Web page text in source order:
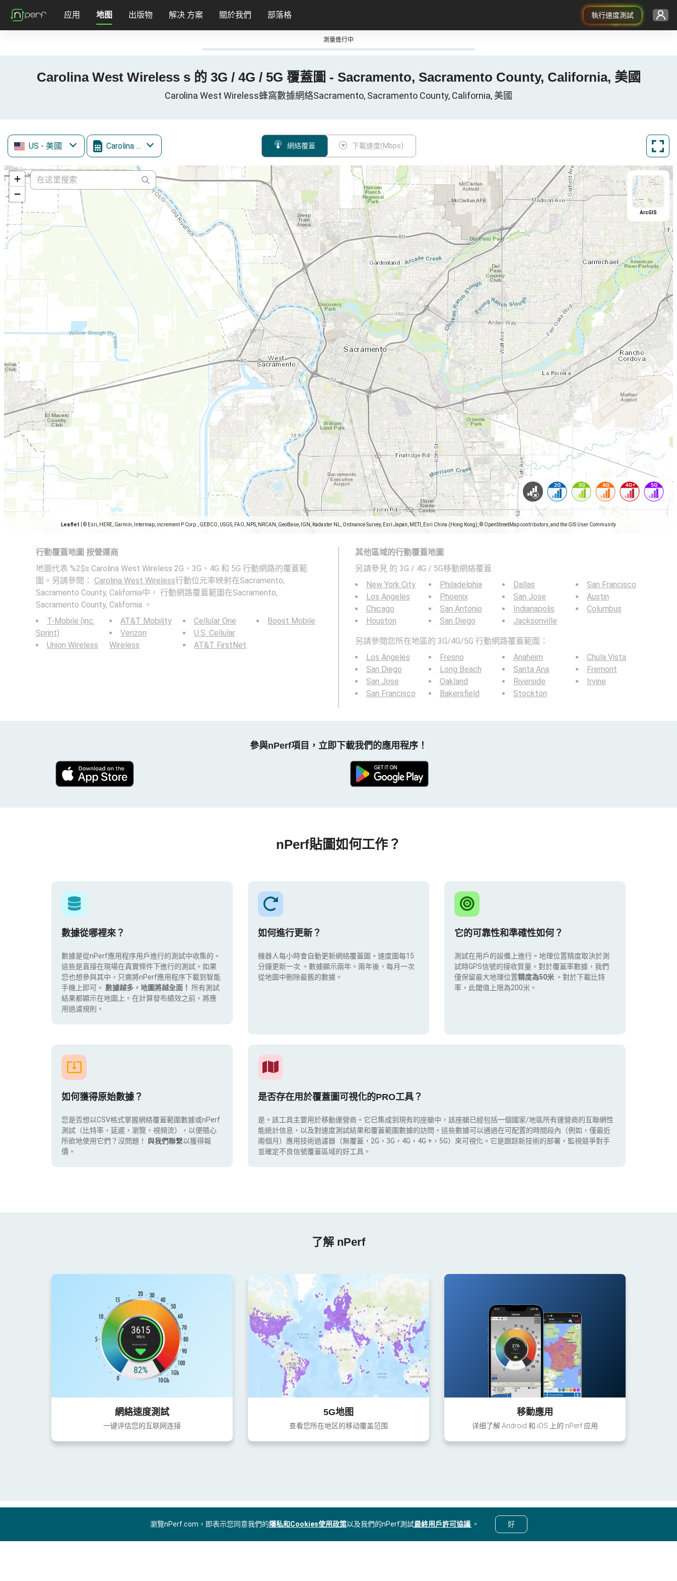
執行速度測試
应用 地图 出版物 解决 方案 關於我們 部落格
測量進行中
Carolina West Wireless s 的 3G / 4G / 5G 覆蓋圖 - Sacramento, Sacramento County, California, 美國
Carolina West Wireless蜂窩數據網絡Sacramento, Sacramento County, California, 美國
US - 美國 Carolina West Wireless 網絡覆蓋 下載速度(Mbps)
+
−
Leaflet © Esri, HERE, Garmin, Intermap, increment P Corp., GEBCO, USGS, FAO, NPS, NRCAN, GeoBase, IGN, Kadaster NL, Ordnance Survey, Esri Japan, METI, Esri China (Hong Kong), © OpenStreetMap contributors, and the GIS User Community
ArcGIS
行動覆蓋地圖 按營運商
地圖代表 %2$s Carolina West Wireless 2G、3G、4G 和 5G 行動網路的覆蓋範
圍。另請參閱： Carolina West Wireless行動位元率映射在Sacramento,
Sacramento County, California中， 行動網路覆蓋範圍在Sacramento,
Sacramento County, California 。
T-Mobile (inc.
Sprint)
Union Wireless
AT&T Mobility
Verizon
Wireless
Cellular One
U.S. Cellular
AT&T FirstNet
Boost Mobile
其他區域的行動覆蓋地圖
另請參見 的 3G / 4G / 5G移動網絡覆蓋 :
New York City
Los Angeles
Chicago
Houston
Philadelphia
Phoenix
San Antonio
San Diego
Dallas
San Jose
Indianapolis
Jacksonville
San Francisco
Austin
Columbus
另請參閱您所在地區的 3G/4G/5G 行動網路覆蓋範圍：
Los Angeles
San Diego
San Jose
San Francisco
Fresno
Long Beach
Oakland
Bakersfield
Anaheim
Santa Ana
Riverside
Stockton
Chula Vista
Fremont
Irvine
參與nPerf項目，立即下載我們的應用程序！
nPerf貼圖如何工作？
數據從哪裡來？
數據是從nPerf應用程序用戶進行的測試中收集的。
這些是直接在現場在真實條件下進行的測試。如果
您也想參與其中，只需將nPerf應用程序下載到智能
手機上即可。 數據越多，地圖將越全面！ 所有測試
結果都顯示在地圖上。在計算發布績效之前，將應
用過濾規則。
如何進行更新？
機器人每小時會自動更新網絡覆蓋圖。速度圖每15
分鐘更新一次 。數據顯示兩年。兩年後，每月一次
從地圖中刪除最舊的數據。
它的可靠性和準確性如何？
測試在用戶的設備上進行。地理位置精度取決於測
試時GPS信號的接收質量。對於覆蓋率數據，我們
僅保留最大地理位置精度為50米 。對於下載比特
率，此閾值上限為200米。
如何獲得原始數據？
您是否想以CSV格式掌握網絡覆蓋範圍數據或nPerf
測試（比特率，延遲，瀏覽，視頻流），以便隨心
所欲地使用它們？沒問題！ 與我們聯繫以獲得報
價。
是否存在用於覆蓋圖可視化的PRO工具？
是。該工具主要用於移動運營商。它已集成到現有的座艙中，該座艙已經包括一個國家/地區所有運營商的互聯網性
能統計信息，以及對速度測試結果和覆蓋範圍數據的訪問。這些數據可以通過在可配置的時間段內（例如，僅最近
兩個月）應用技術過濾器（無覆蓋，2G，3G，4G，4G +，5G）來可視化。它是跟踪新技術的部署，監視競爭對手
並確定不良信號覆蓋區域的好工具。
了解 nPerf
網絡速度測試
一键评估您的互联网连接
5G地图
查看您所在地区的移动覆盖范围
移動應用
详细了解 Android 和 iOS 上的 nPerf 应用
瀏覽nPerf.com，即表示您同意我們的隱私和Cookies使用政策以及我們的nPerf測試最終用戶許可協議 。 好